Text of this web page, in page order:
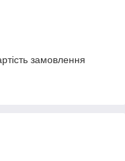
замовлення